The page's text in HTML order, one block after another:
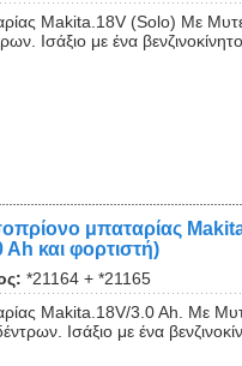
Makita.18V (Solo) Με
Ισάξιο με ένα
μπαταρίας
και φορτιστή)
*21164 + *21165
Makita.18V/3.0 Ah. Με
Ισάξιο με ένα